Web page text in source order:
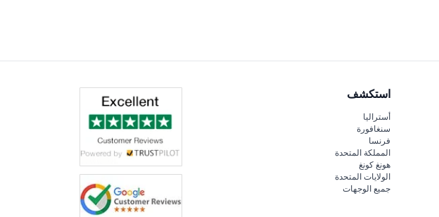
استكشف
أستراليا
سنغافورة
فرنسا
المملكة المتحدة
هونغ كونغ
الولايات المتحدة
جميع الوجهات